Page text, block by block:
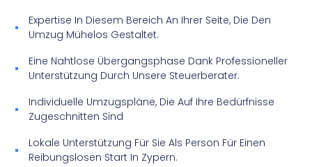
Expertise In Diesem Bereich An Ihrer Seite, Die Den
Umzug Mühelos Gestaltet.
Eine Nahtlose Übergangsphase Dank Professioneller
Unterstützung Durch Unsere Steuerberater.
Individuelle Umzugspläne, Die Auf Ihre Bedürfnisse
Zugeschnitten Sind
Lokale Unterstützung Für Sie Als Person Für Einen
Reibungslosen Start In Zypern.